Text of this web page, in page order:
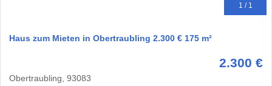
1 / 1
Haus zum Mieten in Obertraubling 2.300 € 175 m²
2.300 €
Obertraubling, 93083